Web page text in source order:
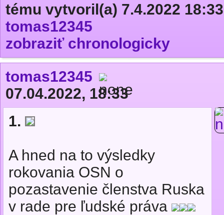
tému vytvoril(a) 7.4.2022 18:33
tomas12345
zobraziť chronologicky
tomas12345
07.04.2022, 18:33
1.
A hned na to výsledky
rokovania OSN o
pozastavenie členstva Ruska
v rade pre ľudské práva